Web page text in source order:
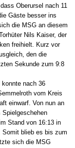
Oberursel nach 11
Gäste besser ins
die MSG an diesem
Nils Kaiser, der
freihielt. Kurz vor
den die
Sekunde zum 9:8
nach 36
vom Kreis
einwarf. Von nun an
Stand von 16:13 in
Somit blieb es bis zum
sich die MSG